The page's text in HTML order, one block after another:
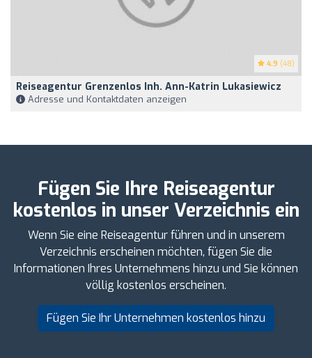
4.9 (48)
Reiseagentur Grenzenlos Inh. Ann-Katrin Lukasiewicz
Adresse und Kontaktdaten anzeigen
Fügen Sie Ihre Reiseagentur
kostenlos in unser Verzeichnis ein
Wenn Sie eine Reiseagentur führen und in unserem
Verzeichnis erscheinen möchten, fügen Sie die
Informationen Ihres Unternehmens hinzu und Sie können
völlig kostenlos erscheinen.
Fügen Sie Ihr Unternehmen kostenlos hinzu